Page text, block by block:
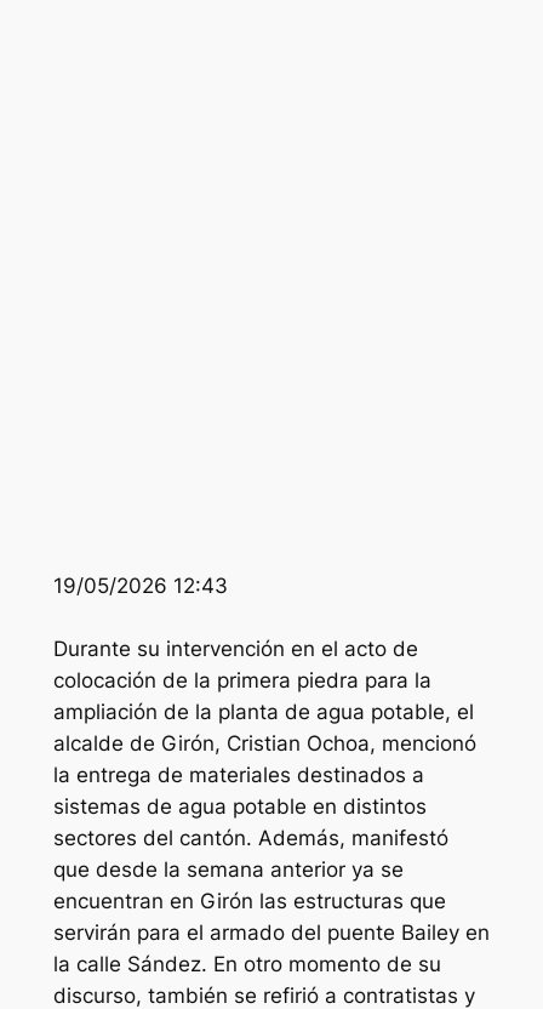
19/05/2026 12:43
Durante su intervención en el acto de
colocación de la primera piedra para la
ampliación de la planta de agua potable, el
alcalde de Girón, Cristian Ochoa, mencionó
la entrega de materiales destinados a
sistemas de agua potable en distintos
sectores del cantón. Además, manifestó
que desde la semana anterior ya se
encuentran en Girón las estructuras que
servirán para el armado del puente Bailey en
la calle Sández. En otro momento de su
discurso, también se refirió a contratistas y